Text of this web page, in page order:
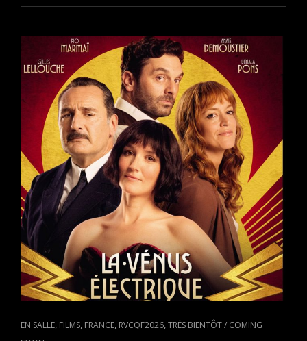
COMÉDIE
BELGE
DE
ANTONY
CORDIER
PRÉSENTÉE
À
VANCOUVER
LE
3
SEPTEMBRE
CAT
EN SALLE, FILMS, FRANCE, RVCQF2026,TRÈS BIENTÔT / COMING